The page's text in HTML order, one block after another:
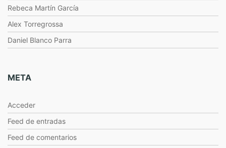
Rebeca Martín García
Alex Torregrossa
Daniel Blanco Parra
META
Acceder
Feed de entradas
Feed de comentarios